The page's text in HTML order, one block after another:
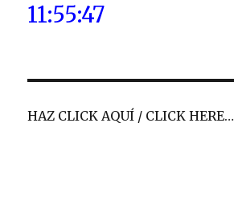
11:55:48
HAZ CLICK AQUÍ / CLICK HERE…